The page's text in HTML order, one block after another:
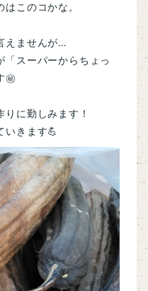
このコかな。
えませんが…
「スーパーからちょっ
㊙
に勤しみます！
いきます💪